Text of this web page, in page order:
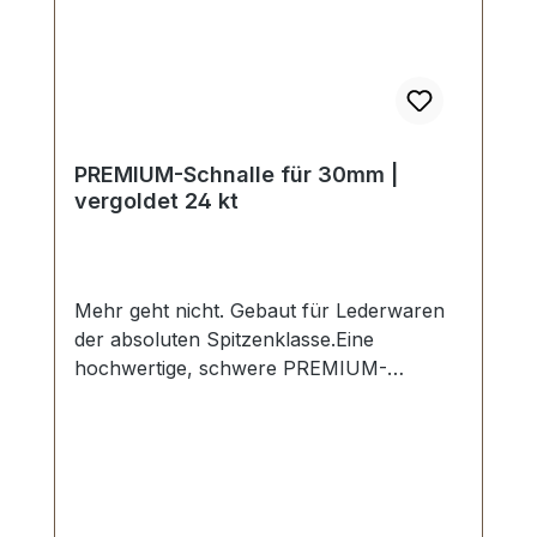
PREMIUM-Schnalle für 30mm |
vergoldet 24 kt
Mehr geht nicht. Gebaut für Lederwaren
der absoluten Spitzenklasse.Eine
hochwertige, schwere PREMIUM-